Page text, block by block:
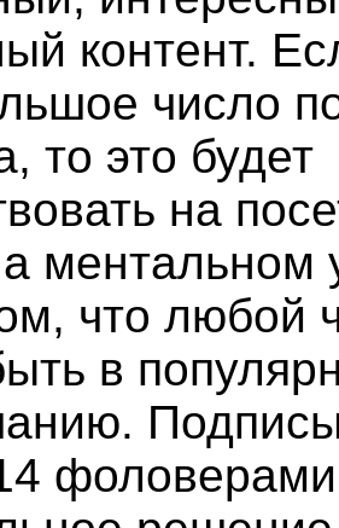
контент.
число
то это будет
на
ментальном
что любой
в